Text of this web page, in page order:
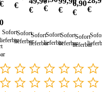
€
Sofort
lieferbar
€
Sofort
lieferbar
€
Sofort
lieferbar
€
Sofort
lieferbar
€
Sofort
lieferbar
6,90
€
Sofort
lieferbar
€